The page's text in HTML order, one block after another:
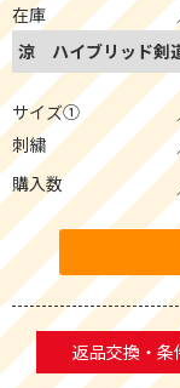
在庫
涼 ハイブリッド剣
サイズ①
刺繍
購入数
返品交換・条